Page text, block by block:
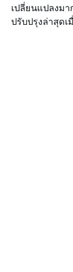
เปลี่ยนแปลงม
ปรับปรุงล่าสุดเ